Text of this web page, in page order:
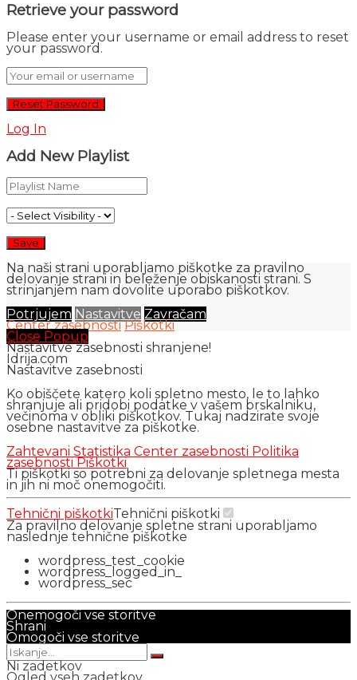
Retrieve your password
Please enter your username or email address to reset
your password.
Log In
Add New Playlist
Na naši strani uporabljamo piškotke za pravilno
delovanje strani in beleženje obiskanosti strani. S
strinjanjem nam dovolite uporabo piškotkov.
Potrjujem Nastavitve Zavračam
Center zasebnosti Piškotki
Close Popup
Nastavitve zasebnosti shranjene!
Idrija.com
Nastavitve zasebnosti
Ko obiščete katero koli spletno mesto, le to lahko
shranjuje ali pridobi podatke v vašem brskalniku,
večinoma v obliki piškotkov. Tukaj nadzirate svoje
osebne nastavitve za piškotke.
Zahtevani Statistika Center zasebnosti Politika
zasebnosti Piškotki
Ti piškotki so potrebni za delovanje spletnega mesta
in jih ni moč onemogočiti.
Tehnični piškotkiTehnični piškotki
Za pravilno delovanje spletne strani uporabljamo
naslednje tehnične piškotke
wordpress_test_cookie
wordpress_logged_in_
wordpress_sec
Onemogoči vse storitve
Shrani
Omogoči vse storitve
Ni zadetkov